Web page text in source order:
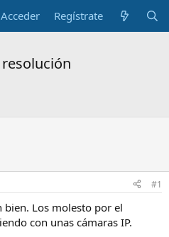
Acceder Regístrate
#1
bien. Los molesto por el
con unas cámaras IP.